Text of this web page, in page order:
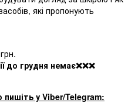
які пропонують
до грудня немає❌❌❌
пишіть у Viber/Telegram: